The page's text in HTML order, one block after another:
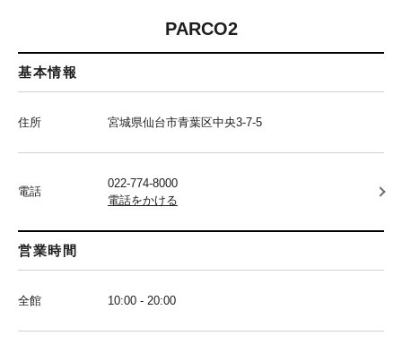
PARCO2
基本情報
住所 宮城県仙台市青葉区中央3-7-5
電話
022-774-8000
電話をかける
営業時間
全館 10:00 - 20:00